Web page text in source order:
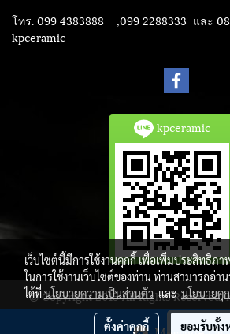
โทร. 099 4383888 ,099 2288333 และ
kpceramic
kpceramic
© Copyright 2015 All Rights Reserved.
ผู้เข้าชมวันนี้
เว็บไซต์นี้มีการใช้งานคุกกี้ เพื่อเพิ่มประสิทธิภ
ในการใช้งานเว็บไซต์ของท่าน ท่านสามารถอ่า
ได้ที่นโยบายความเป็นส่วนตัวและนโยบายคุ
ตั้งค่าคุกกี้ ยอมรับทั้ง